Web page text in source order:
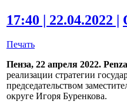
17:40 | 22.04.2022 |
Печать
Пенза, 22 апреля 2022.
реализации стратегии
председательством
округе Игоря Буренкова.